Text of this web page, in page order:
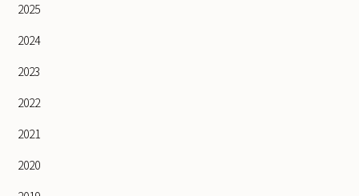
2025
2024
2023
2022
2021
2020